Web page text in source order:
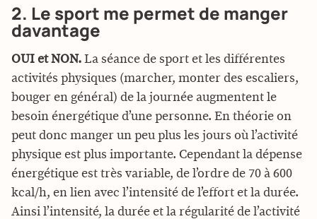
2. Le sport me permet de manger
davantage
OUI et NON. La séance de sport et les différentes
activités physiques (marcher, monter des escaliers,
bouger en général) de la journée augmentent le
besoin énergétique d’une personne. En théorie on
peut donc manger un peu plus les jours où l’activité
physique est plus importante. Cependant la dépense
énergétique est très variable, de l’ordre de 70 à 600
kcal/h, en lien avec l’intensité de l’effort et la durée.
Ainsi l’intensité, la durée et la régularité de l’activité